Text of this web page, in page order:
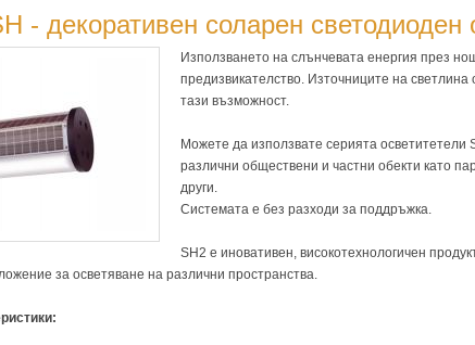
- декоративен соларен светодиоден
Използването на слънчевата енергия през
предизвикателство. Източниците на светлина
тази възможност.
Можете да използвате серията осветитетели
различни обществени и частни обекти като
други.
Системата е без разходи за поддръжка.
SH2 е иновативен, високотехнологичен
за осветяване на различни пространства.